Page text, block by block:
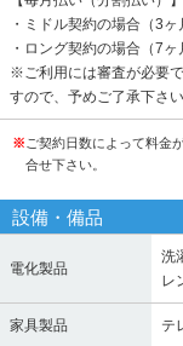
・ミドル契約の場合（3
・ロング契約の場合（7
※ご利用には審査が必要
すので、予めご了承下さい
※ ご契約日数によって料金
合せ下さい。
設備・備品
電化製品
洗
レ
家具製品 テ